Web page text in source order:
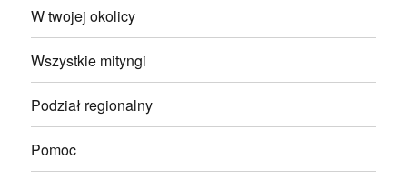
W twojej okolicy
Wszystkie mityngi
Podział regionalny
Pomoc